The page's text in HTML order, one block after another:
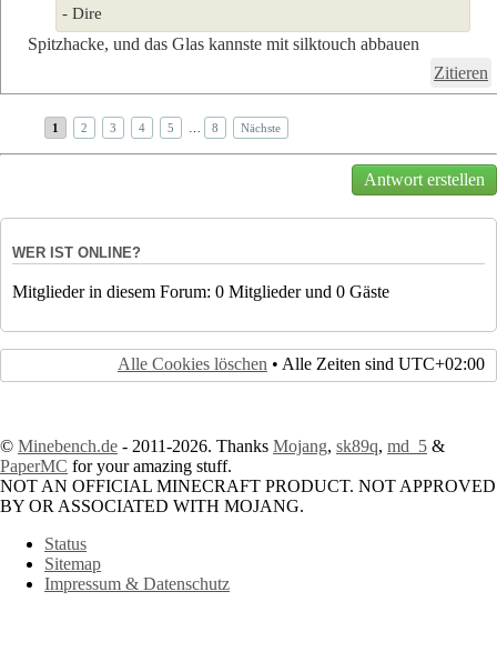
- Dire
Spitzhacke, und das Glas kannste mit silktouch abbauen
Zitieren
1 2 3 4 5 8 Nächste
Antwort erstellen
WER IST ONLINE?
Mitglieder in diesem Forum: 0 Mitglieder und 0 Gäste
Alle Cookies löschen • Alle Zeiten sind UTC+02:00
© Minebench.de - 2011-2026. Thanks Mojang, sk89q, md_5 &
PaperMC for your amazing stuff.
NOT AN OFFICIAL MINECRAFT PRODUCT. NOT APPROVED
BY OR ASSOCIATED WITH MOJANG.
Status
Sitemap
Impressum & Datenschutz